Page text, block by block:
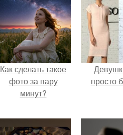
Как сделать такое
фото за пару
минут?
просто